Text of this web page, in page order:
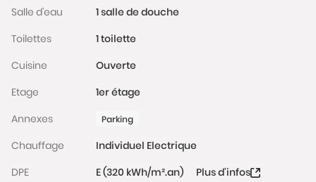
Salle d'eau
1 salle de douche
Toilettes
1 toilette
Cuisine
Ouverte
Etage
1er étage
Annexes
Parking
Chauffage
Individuel Electrique
DPE
E (320 kWh/m².an)
Plus d'infos